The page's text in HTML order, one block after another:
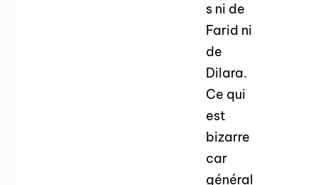
s ni de
Farid ni
de
Dilara.
Ce qui
est
bizarre
car
général